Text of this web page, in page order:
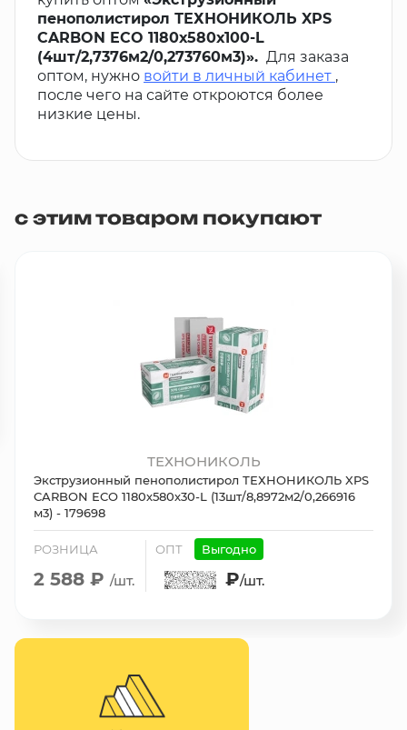
пенополистирол ТЕХНОНИКОЛЬ XPS
CARBON ECO 1180х580х100-L
(4шт/2,7376м2/0,273760м3)». Для заказа
оптом, нужно войти в личный кабинет ,
после чего на сайте откроются более
низкие цены.
с этим товаром покупают
ТЕХНОНИКОЛЬ
Экструзионный пенополистирол ТЕХНОНИКОЛЬ XPS
CARBON ECO 1180х580х30-L (13шт/8,8972м2/0,266916
м3) - 179698
РОЗНИЦА
2 588 ₽ /шт.
ОПТ Выгодно
₽/шт.